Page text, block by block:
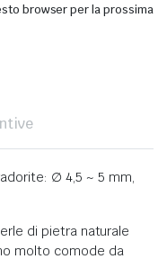
browser per la prossima
∅ 4,5 ~ 5 mm,
di pietra naturale
molto comode da